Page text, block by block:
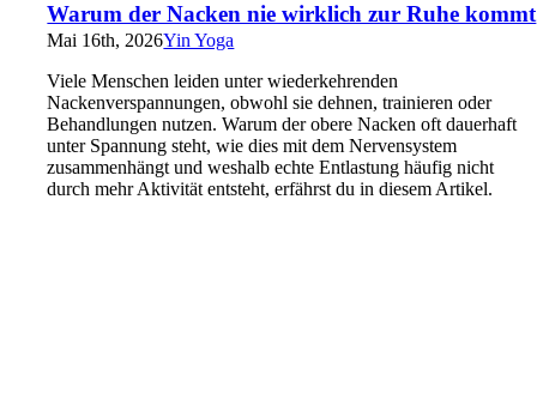
Warum der Nacken nie wirklich zur Ruhe kommt
Mai 16th, 2026Yin Yoga
Viele Menschen leiden unter wiederkehrenden
Nackenverspannungen, obwohl sie dehnen, trainieren oder
Behandlungen nutzen. Warum der obere Nacken oft dauerhaft
unter Spannung steht, wie dies mit dem Nervensystem
zusammenhängt und weshalb echte Entlastung häufig nicht
durch mehr Aktivität entsteht, erfährst du in diesem Artikel.